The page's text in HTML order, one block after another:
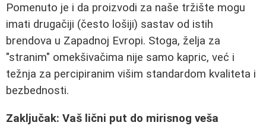
Pomenuto je i da proizvodi za naše tržište mogu
imati drugačiji (često lošiji) sastav od istih
brendova u Zapadnoj Evropi. Stoga, želja za
"stranim" omekšivačima nije samo kapric, već i
težnja za percipiranim višim standardom kvaliteta i
bezbednosti.
Zaključak: Vaš lični put do mirisnog veša